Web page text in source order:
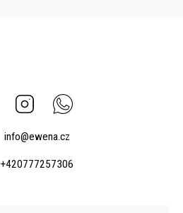
Facebook Instagram
info@ewena.cz
+420777257306